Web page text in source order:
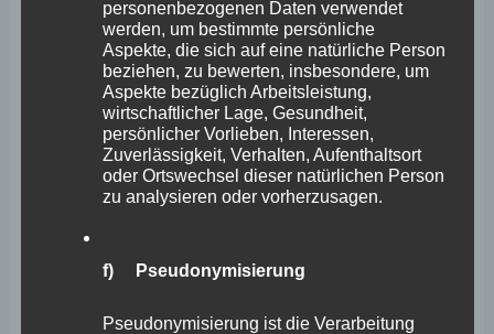
Pharmaunternehmens Eli Lilly –
Wirtschaftsstandort Rheinland-
Pfalz spielt international in der
ersten Liga”
Stephan Wefelscheid
Aktuelle Debatte auf Antrag der FDP-Fraktion Natürlich
ist es für den Wirtschaftsstandort Rheinland-Pfalz ein
personenbezogenen Daten verwendet
werden, um bestimmte persönliche
Aspekte, die sich auf eine natürliche Person
beziehen, zu bewerten, insbesondere, um
Aspekte bezüglich Arbeitsleistung,
wirtschaftlicher Lage, Gesundheit,
persönlicher Vorlieben, Interessen,
Zuverlässigkeit, Verhalten, Aufenthaltsort
oder Ortswechsel dieser natürlichen Person
zu analysieren oder vorherzusagen.
f) Pseudonymisierung
Pseudonymisierung ist die Verarbeitung